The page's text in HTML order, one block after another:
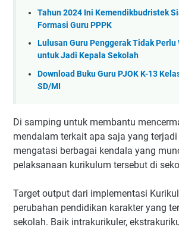
Tahun 2024 Ini Kemendikbudristek
Formasi Guru PPPK
Lulusan Guru Penggerak Tidak Perlu
untuk Jadi Kepala Sekolah
Download Buku Guru PJOK K-13
SD/MI
Di samping untuk membantu
mendalam terkait apa saja yang
mengatasi berbagai kendala yang
pelaksanaan kurikulum tersebut di
Target output dari implementasi
perubahan pendidikan karakter yang
sekolah. Baik intrakurikuler,